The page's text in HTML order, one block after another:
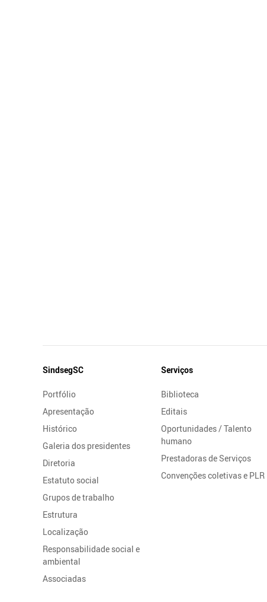
Mapa
Site
SindsegSC
Portfólio
Apresentação
Histórico
Galeria dos presidentes
Diretoria
Estatuto social
Grupos de trabalho
Estrutura
Localização
Responsabilidade social e
ambiental
Associadas
Serviços
Biblioteca
Editais
Oportunidades / Talento
humano
Prestadoras de Serviços
Convenções coletivas e PLR